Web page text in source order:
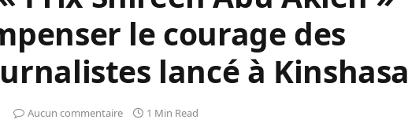
le courage des
lancé à Kinshasa
Aucun commentaire 1 Min Read